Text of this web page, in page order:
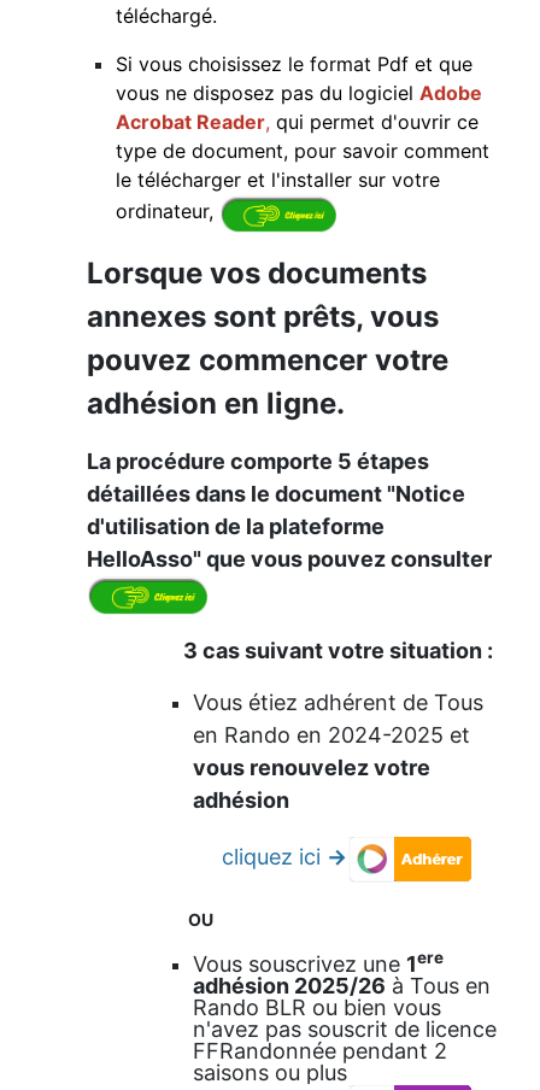
téléchargé.
Si vous choisissez le format Pdf et que
vous ne disposez pas du logiciel Adobe
Acrobat Reader, qui permet d'ouvrir ce
type de document, pour savoir comment
le télécharger et l'installer sur votre
ordinateur,
Lorsque vos documents
annexes sont prêts, vous
pouvez commencer votre
adhésion en ligne.
La procédure comporte 5 étapes
détaillées dans le document "Notice
d'utilisation de la plateforme
HelloAsso" que vous pouvez consulter
3 cas suivant votre situation :
Vous étiez adhérent de Tous
en Rando en 2024-2025 et
vous renouvelez votre
adhésion
cliquez ici ->
OU
Vous souscrivez une 1ère
adhésion 2025/26 à Tous en
Rando BLR ou bien vous
n'avez pas souscrit de licence
FFRandonnée pendant 2
saisons ou plus